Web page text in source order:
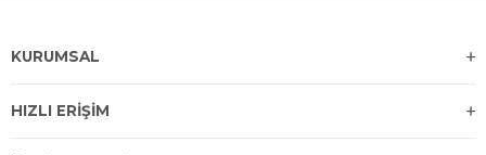
KURUMSAL
HIZLI ERİŞİM